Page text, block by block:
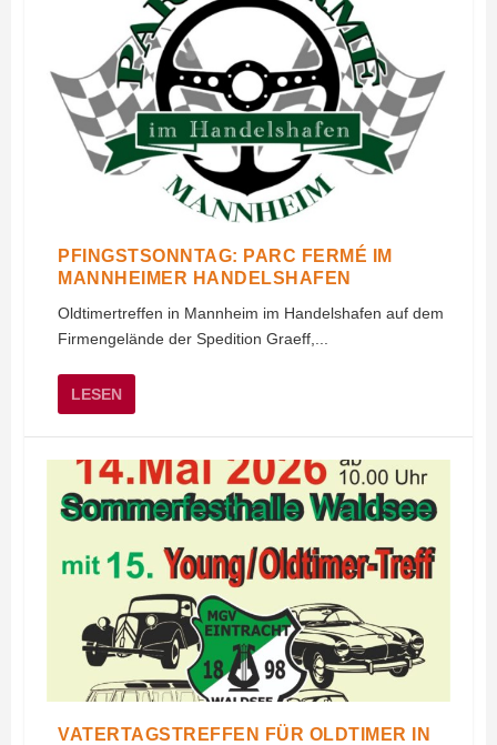
PFINGSTSONNTAG: PARC FERMÉ IM
MANNHEIMER HANDELSHAFEN
Oldtimertreffen in Mannheim im Handelshafen auf dem
Firmengelände der Spedition Graeff,...
LESEN
VATERTAGSTREFFEN FÜR OLDTIMER IN